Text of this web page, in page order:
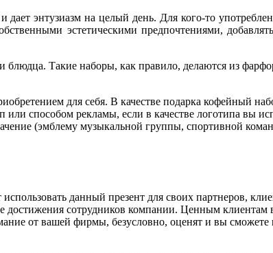
энтузиазм на целый день. Для кого-то
эстетическими предпочтениями,
Такие наборы, как правило, делаются из
для себя. В качестве подарка кофейный
способом рекламы, если в качестве логотипа вы
(эмблему музыкальной группы, спортивной
данный презент для своих партнеров,
достижения сотрудников компании. Ценным
от вашей фирмы, безусловно, оценят и вы сможете